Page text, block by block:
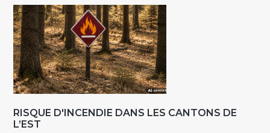
RISQUE D'INCENDIE DANS LES CANTONS DE
L’EST